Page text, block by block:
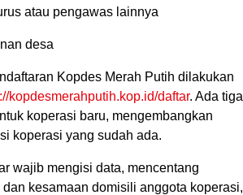
atau pengawas lainnya
desa
Kopdes Merah Putih dilakukan
kopdesmerahputih.kop.id/daftar. Ada tiga
koperasi baru, mengembangkan
koperasi yang sudah ada.
wajib mengisi data, mencentang
kesamaan domisili anggota koperasi,